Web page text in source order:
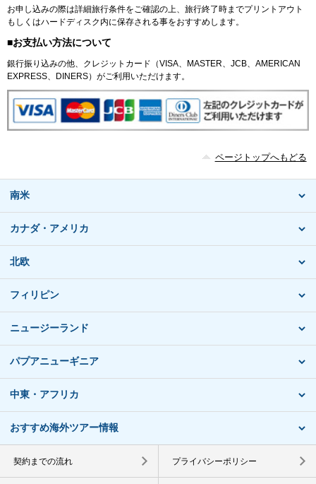
お申し込みの際は詳細旅行条件をご確認の上、旅行終了時までプリントアウト
もしくはハードディスク内に保存される事をおすすめします。
■お支払い方法について
銀行振り込みの他、クレジットカード（VISA、MASTER、JCB、AMERICAN
EXPRESS、DINERS）がご利用いただけます。
ページトップへもどる
南米
カナダ・アメリカ
北欧
フィリピン
ニュージーランド
パプアニューギニア
中東・アフリカ
おすすめ海外ツアー情報
契約までの流れ プライバシーポリシー